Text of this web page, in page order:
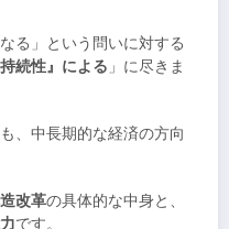
る」という問いに対する
続性』による 」に尽きま
、中長期的な経済の方向
改革の具体的な中身と、
です。